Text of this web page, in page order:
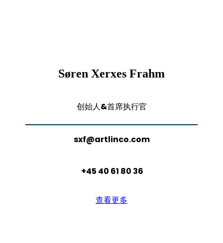
Søren Xerxes Frahm
创始人&首席执行官
sxf@artlinco.com
+45 40 61 80 36
查看更多